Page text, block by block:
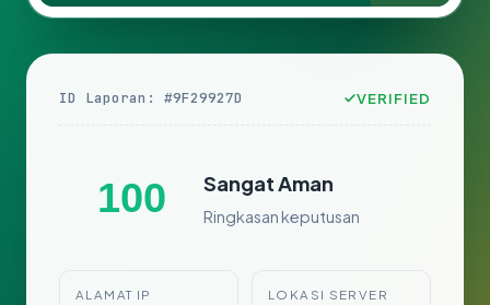
ID Laporan: #9F29927D VERIFIED
100 Sangat Aman
Ringkasan keputusan
ALAMAT IP LOKASI SERVER